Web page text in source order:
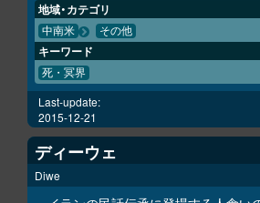
地域・カテゴリ
中南米 その他
キーワード
死・冥界
Last-update:
2015-12-21
ディーウェ
Diwe